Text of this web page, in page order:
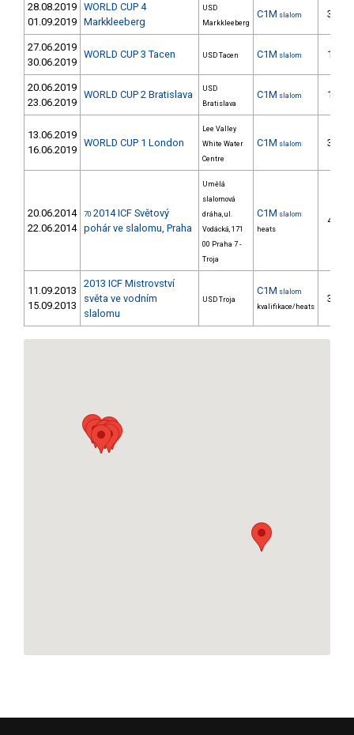
28.08.2019
01.09.2019
WORLD CUP 4
Markkleeberg
USD
Markkleeberg
C1M slalom 30.
27.06.2019
30.06.2019
WORLD CUP 3 Tacen USD Tacen C1M slalom 14.
20.06.2019
23.06.2019
WORLD CUP 2 Bratislava
USD
Bratislava
C1M slalom 18.
13.06.2019
16.06.2019
WORLD CUP 1 London
Lee Valley
White Water
Centre
C1M slalom 34.
20.06.2014
22.06.2014
70 2014 ICF Světový
pohár ve slalomu, Praha
Umělá
slalomová
dráha, ul.
Vodácká, 171
00 Praha 7 -
Troja
C1M slalom
heats
40.
11.09.2013
15.09.2013
2013 ICF Mistrovství
světa ve vodním
slalomu
USD Troja
C1M slalom
kvalifikace/heats
39.